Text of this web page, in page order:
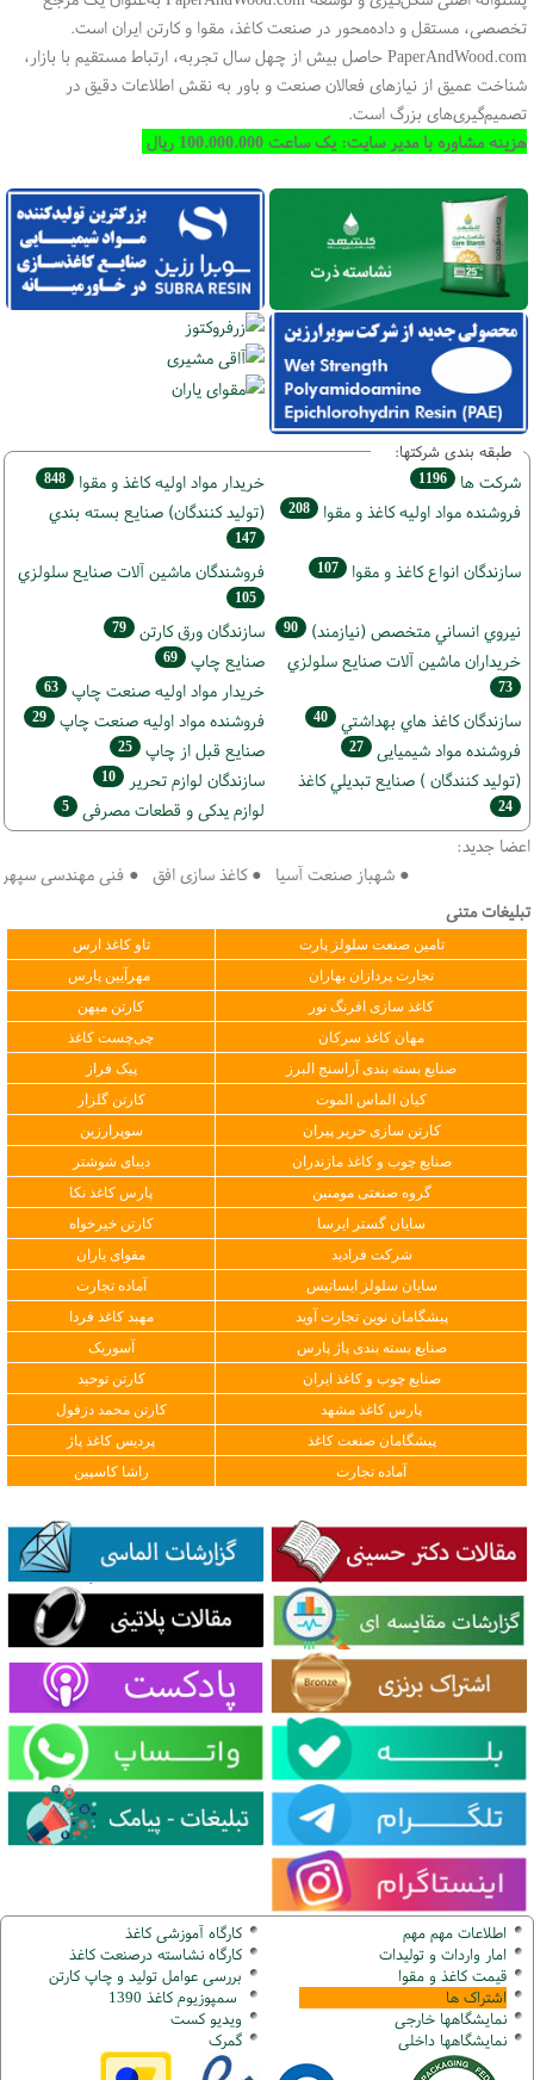
تخصصی، مستقل و داده‌محور در صنعت کاغذ، مقوا و کارتن ایران است.
PaperAndWood.com حاصل بیش از چهل سال تجربه، ارتباط مستقیم با بازار،
شناخت عمیق از نیازهای فعالان صنعت و باور به نقش اطلاعات دقیق در
تصمیم‌گیری‌های بزرگ است.
هزینه مشاوره با مدیر سایت: یک ساعت 100.000.000 ریال
طبقه بندی شرکتها:
شركت ها 1196 خريدار مواد اوليه كاغذ و مقوا 848
فروشنده مواد اوليه كاغذ و مقوا 208 (تولید كنندگان) صنايع بسته بندي
147
سازندگان انواع کاغذ و مقوا 107 فروشندگان ماشين آلات صنايع سلولزي
105
نيروي انساني متخصص (نیازمند) 90 سازندگان ورق كارتن 79
خریداران ماشين آلات صنايع سلولزي
73
صنايع چاپ 69
خريدار مواد اوليه صنعت چاپ 63
سازندگان كاغذ هاي بهداشتي 40 فروشنده مواد اوليه صنعت چاپ 29
فروشنده مواد شیمیایی 27 صنايع قبل از چاپ 25
(تولید كنندگان ) صنايع تبديلي كاغذ
24
سازندگان لوازم تحریر 10
لوازم یدکی و قطعات مصرفی 5
اعضا جدید:
● شهباز صنعت آسیا ● کاغذ سازی افق ● فنی مهندسی سپهر
تبلیغات متنی
تامین صنعت سلولز پارت
تاو کاغذ ارس
تجارت پردازان بهاران
مهرآیین پارس
کاغذ سازی افرنگ نور
کارتن میهن
مهان کاغذ سرکان
چی‌چست کاغذ
صنایع بسته بندی آراسنج البرز
پیک فراز
کیان الماس الموت
کارتن گلزار
کارتن سازی حریر پیران
سوپرارزین
صنایع چوب و کاغذ مازندران
دیبای شوشتر
گروه صنعتی مومنین
پارس کاغذ نکا
سایان گستر ایرسا
کارتن خیرخواه
شرکت فرادید
مقوای یاران
سایان سلولز ایساتیس
آماده تجارت
پیشگامان نوین تجارت آوید
مهبد کاغذ فردا
صنایع بسته بندی پاژ پارس
آسوریک
صنایع چوب و کاغذ ایران
کارتن توحید
پارس کاغذ مشهد
کارتن محمد دزفول
پیشگامان صنعت کاغذ
پردیس کاغذ پاژ
آماده تجارت
راشا کاسپین
اطلاعات مهم مهم
امار واردات و تولیدات
قیمت کاغذ و مقوا
اشتراک ها
نمایشگاهها خارجی
نمایشگاهها داخلی
کارگاه آموزشی کاغذ
کارگاه نشاسته درصنعت کاغذ
بررسی عوامل تولید و چاپ کارتن
سمپوزیوم کاغذ 1390
ویدیو کست
گمرک